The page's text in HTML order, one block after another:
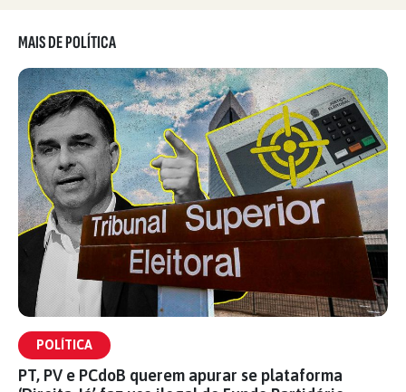
MAIS DE POLÍTICA
POLÍTICA
PT, PV e PCdoB querem apurar se plataforma